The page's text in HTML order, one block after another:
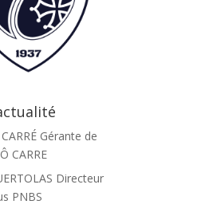
Gérante de
CARRE
Directeur
PNBS